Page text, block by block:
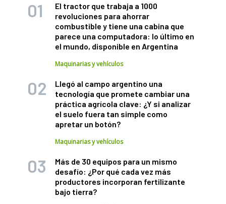
El tractor que trabaja a 1000
revoluciones para ahorrar
combustible y tiene una cabina que
parece una computadora: lo último en
el mundo, disponible en Argentina
Maquinarias y vehículos
Llegó al campo argentino una
tecnología que promete cambiar una
práctica agrícola clave: ¿Y si analizar
el suelo fuera tan simple como
apretar un botón?
Maquinarias y vehículos
Más de 30 equipos para un mismo
desafío: ¿Por qué cada vez más
productores incorporan fertilizante
bajo tierra?